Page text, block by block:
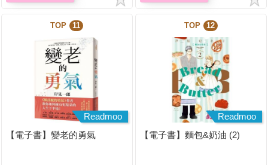
TOP 11
Readmoo
【電子書】變老的勇氣
TOP 12
Readmoo
【電子書】麵包&奶油 (2)